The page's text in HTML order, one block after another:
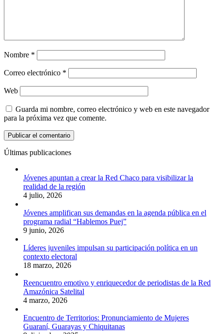
Nombre *
Correo electrónico *
Web
Guarda mi nombre, correo electrónico y web en este navegador
para la próxima vez que comente.
Últimas publicaciones
Jóvenes apuntan a crear la Red Chaco para visibilizar la
realidad de la región
4 julio, 2026
Jóvenes amplifican sus demandas en la agenda pública en el
programa radial “Hablemos Puej”
9 junio, 2026
Líderes juveniles impulsan su participación política en un
contexto electoral
18 marzo, 2026
Reencuentro emotivo y enriquecedor de periodistas de la Red
Amazónica Satelital
4 marzo, 2026
Encuentro de Territorios: Pronunciamiento de Mujeres
Guaraní, Guarayas y Chiquitanas